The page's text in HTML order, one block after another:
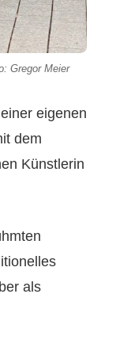
Gregor Meier
eigenen
dem
Künstlerin
als